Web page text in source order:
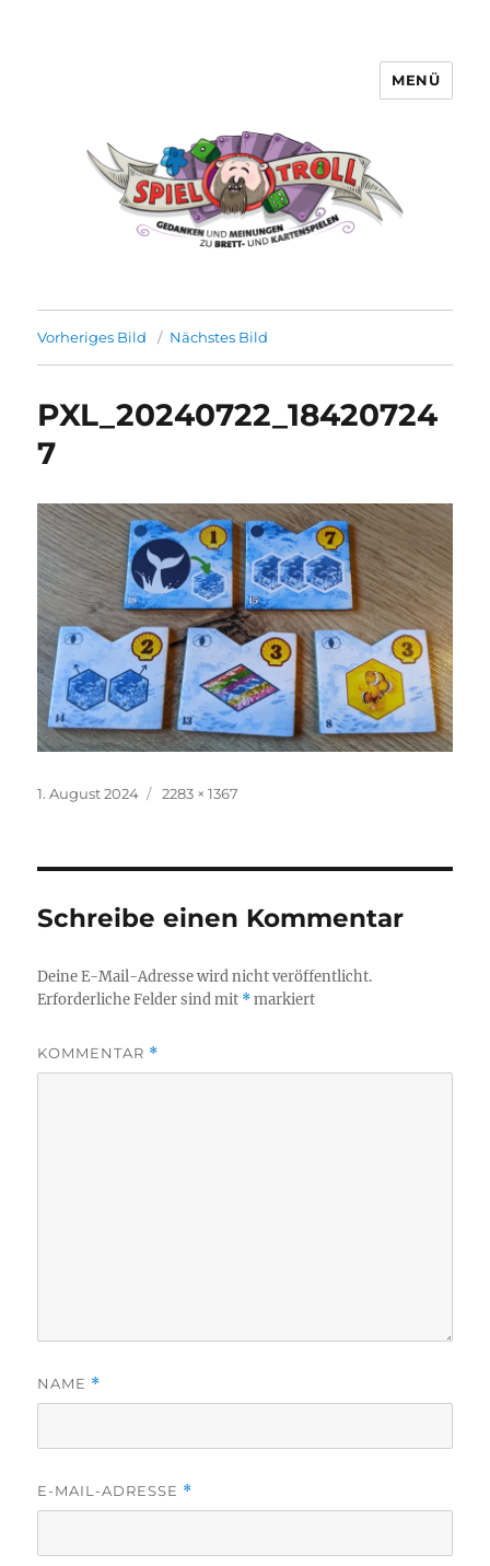
MENÜ
Vorheriges Bild Nächstes Bild
PXL_20240722_18420724
7
Veröffentlicht
1. August 2024 Originalgröße
2283 × 1367
Schreibe einen Kommentar
Deine E-Mail-Adresse wird nicht veröffentlicht.
Erforderliche Felder sind mit *markiert
KOMMENTAR *
NAME *
E-MAIL-ADRESSE *